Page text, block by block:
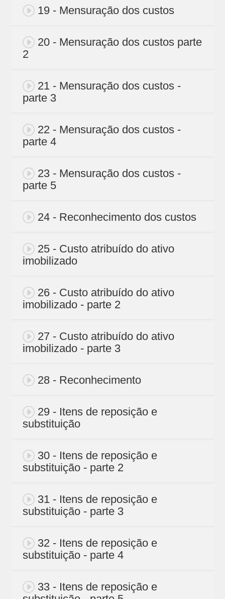
19 - Mensuração dos custos
20 - Mensuração dos custos parte
2
21 - Mensuração dos custos -
parte 3
22 - Mensuração dos custos -
parte 4
23 - Mensuração dos custos -
parte 5
24 - Reconhecimento dos custos
25 - Custo atribuído do ativo
imobilizado
26 - Custo atribuído do ativo
imobilizado - parte 2
27 - Custo atribuído do ativo
imobilizado - parte 3
28 - Reconhecimento
29 - Itens de reposição e
substituição
30 - Itens de reposição e
substituição - parte 2
31 - Itens de reposição e
substituição - parte 3
32 - Itens de reposição e
substituição - parte 4
33 - Itens de reposição e